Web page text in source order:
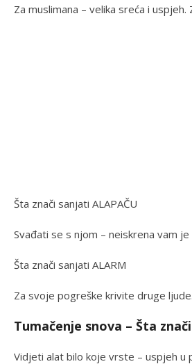
Za muslimana – velika sreća i
Šta znači sanjati ALAPAČU
Svađati se s njom – neiskrena vam
Šta znači sanjati ALARM
Za svoje pogreške krivite druge
Tumačenje snova – Šta
Vidjeti alat bilo koje vrste – uspjeh u